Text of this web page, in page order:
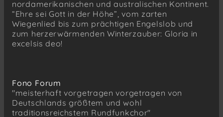
O Kerstnacht schoner dan de dagen
aus Frankreich
Le petit Jésus (19. Jhd.)
Kent Carlson (*1971)
Leise rieselt der Schnee
Beuttners Gesangbuch
Unser Lieben Frauen Traum (um 1602)
nordamerikanischen und australischen Kontinent.
“Ehre sei Gott in der Höhe”, vom zarten
Wiegenlied bis zum prächtigen Engelslob und
zum herzerwärmenden Winterzauber: Gloria in
excelsis deo!
Fono Forum
"meisterhaft vorgetragen vorgetragen von
Deutschlands größtem und wohl
traditionsreichstem Rundfunkchor"